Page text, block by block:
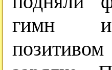
гимн и